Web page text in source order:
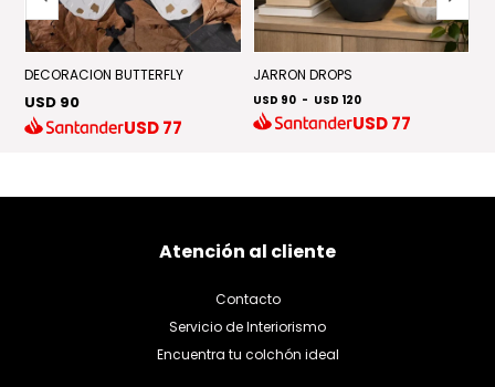
DECORACION BUTTERFLY
USD 90
USD77
JARRON DROPS
USD 90 - USD 120
USD77
Atención al cliente
Contacto
Servicio de Interiorismo
Encuentra tu colchón ideal